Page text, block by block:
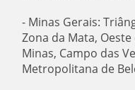
- Minas Gerais:
Zona da Mata,
Minas, Campo das
Metropolitana de